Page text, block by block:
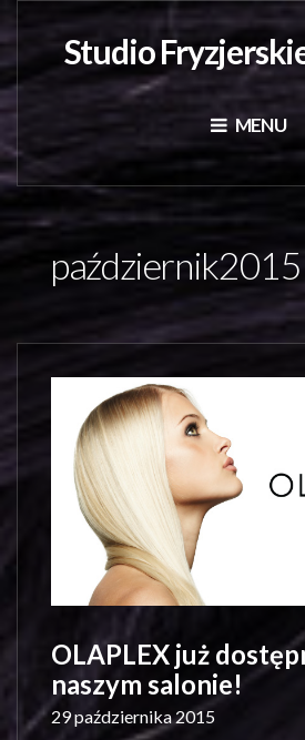
Studio
MENU
październik2015
OLAPLEX już
naszym salonie!
29 października 2015